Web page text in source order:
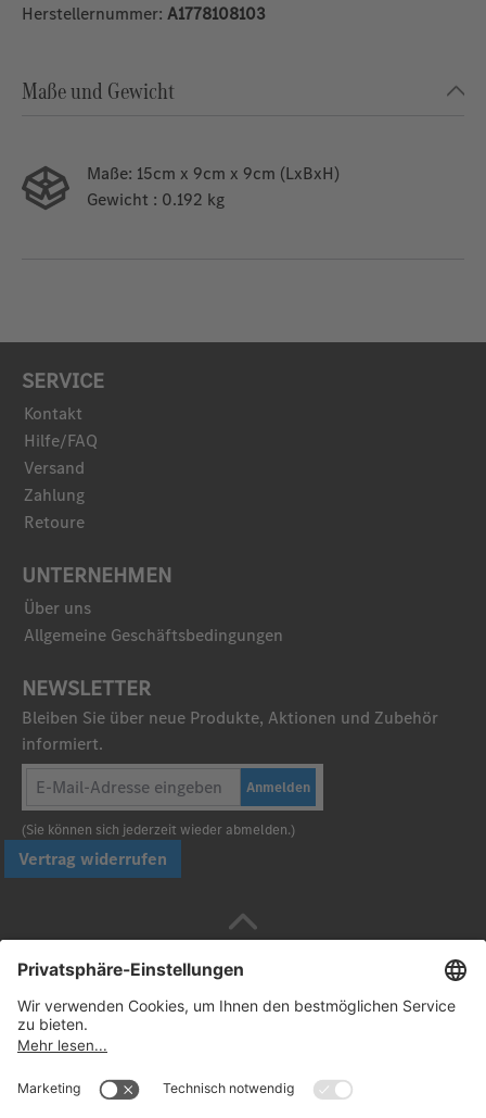
Herstellernummer: A1778108103
Maße und Gewicht
Maße: 15cm x 9cm x 9cm (LxBxH)
Gewicht : 0.192 kg
SERVICE
Kontakt
Hilfe/FAQ
Versand
Zahlung
Retoure
UNTERNEHMEN
Über uns
Allgemeine Geschäftsbedingungen
NEWSLETTER
Bleiben Sie über neue Produkte, Aktionen und Zubehör
informiert.
Anmelden
(Sie können sich jederzeit wieder abmelden.)
Vertrag widerrufen
Sicher bezahlen mit